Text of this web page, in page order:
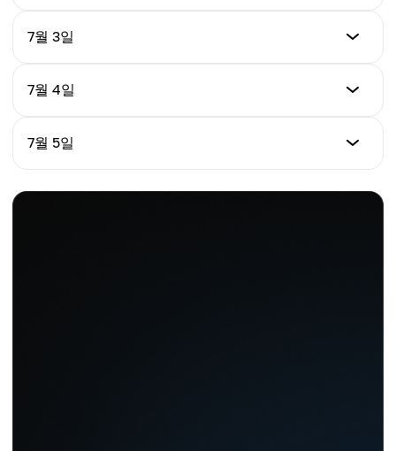
Daily % Change
Price (USD)
Daily % Change
7월 3일
Price (USD)
Daily % Change
7월 4일
Price (USD)
7월 5일
Price (USD)